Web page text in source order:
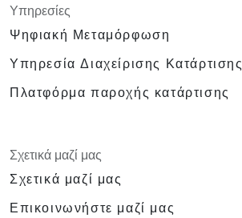
Υπηρεσίες
Ψηφιακή Μεταμόρφωση
Υπηρεσία Διαχείρισης Κατάρτισης
Πλατφόρμα παροχής κατάρτισης
Σχετικά μαζί μας
Σχετικά μαζί μας
Επικοινωνήστε μαζί μας